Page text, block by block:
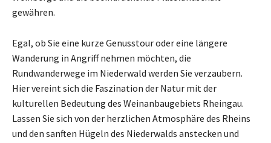
gewähren.
Egal, ob Sie eine kurze Genusstour oder eine längere
Wanderung in Angriff nehmen möchten, die
Rundwanderwege im Niederwald werden Sie verzaubern.
Hier vereint sich die Faszination der Natur mit der
kulturellen Bedeutung des Weinanbaugebiets Rheingau.
Lassen Sie sich von der herzlichen Atmosphäre des Rheins
und den sanften Hügeln des Niederwalds anstecken und